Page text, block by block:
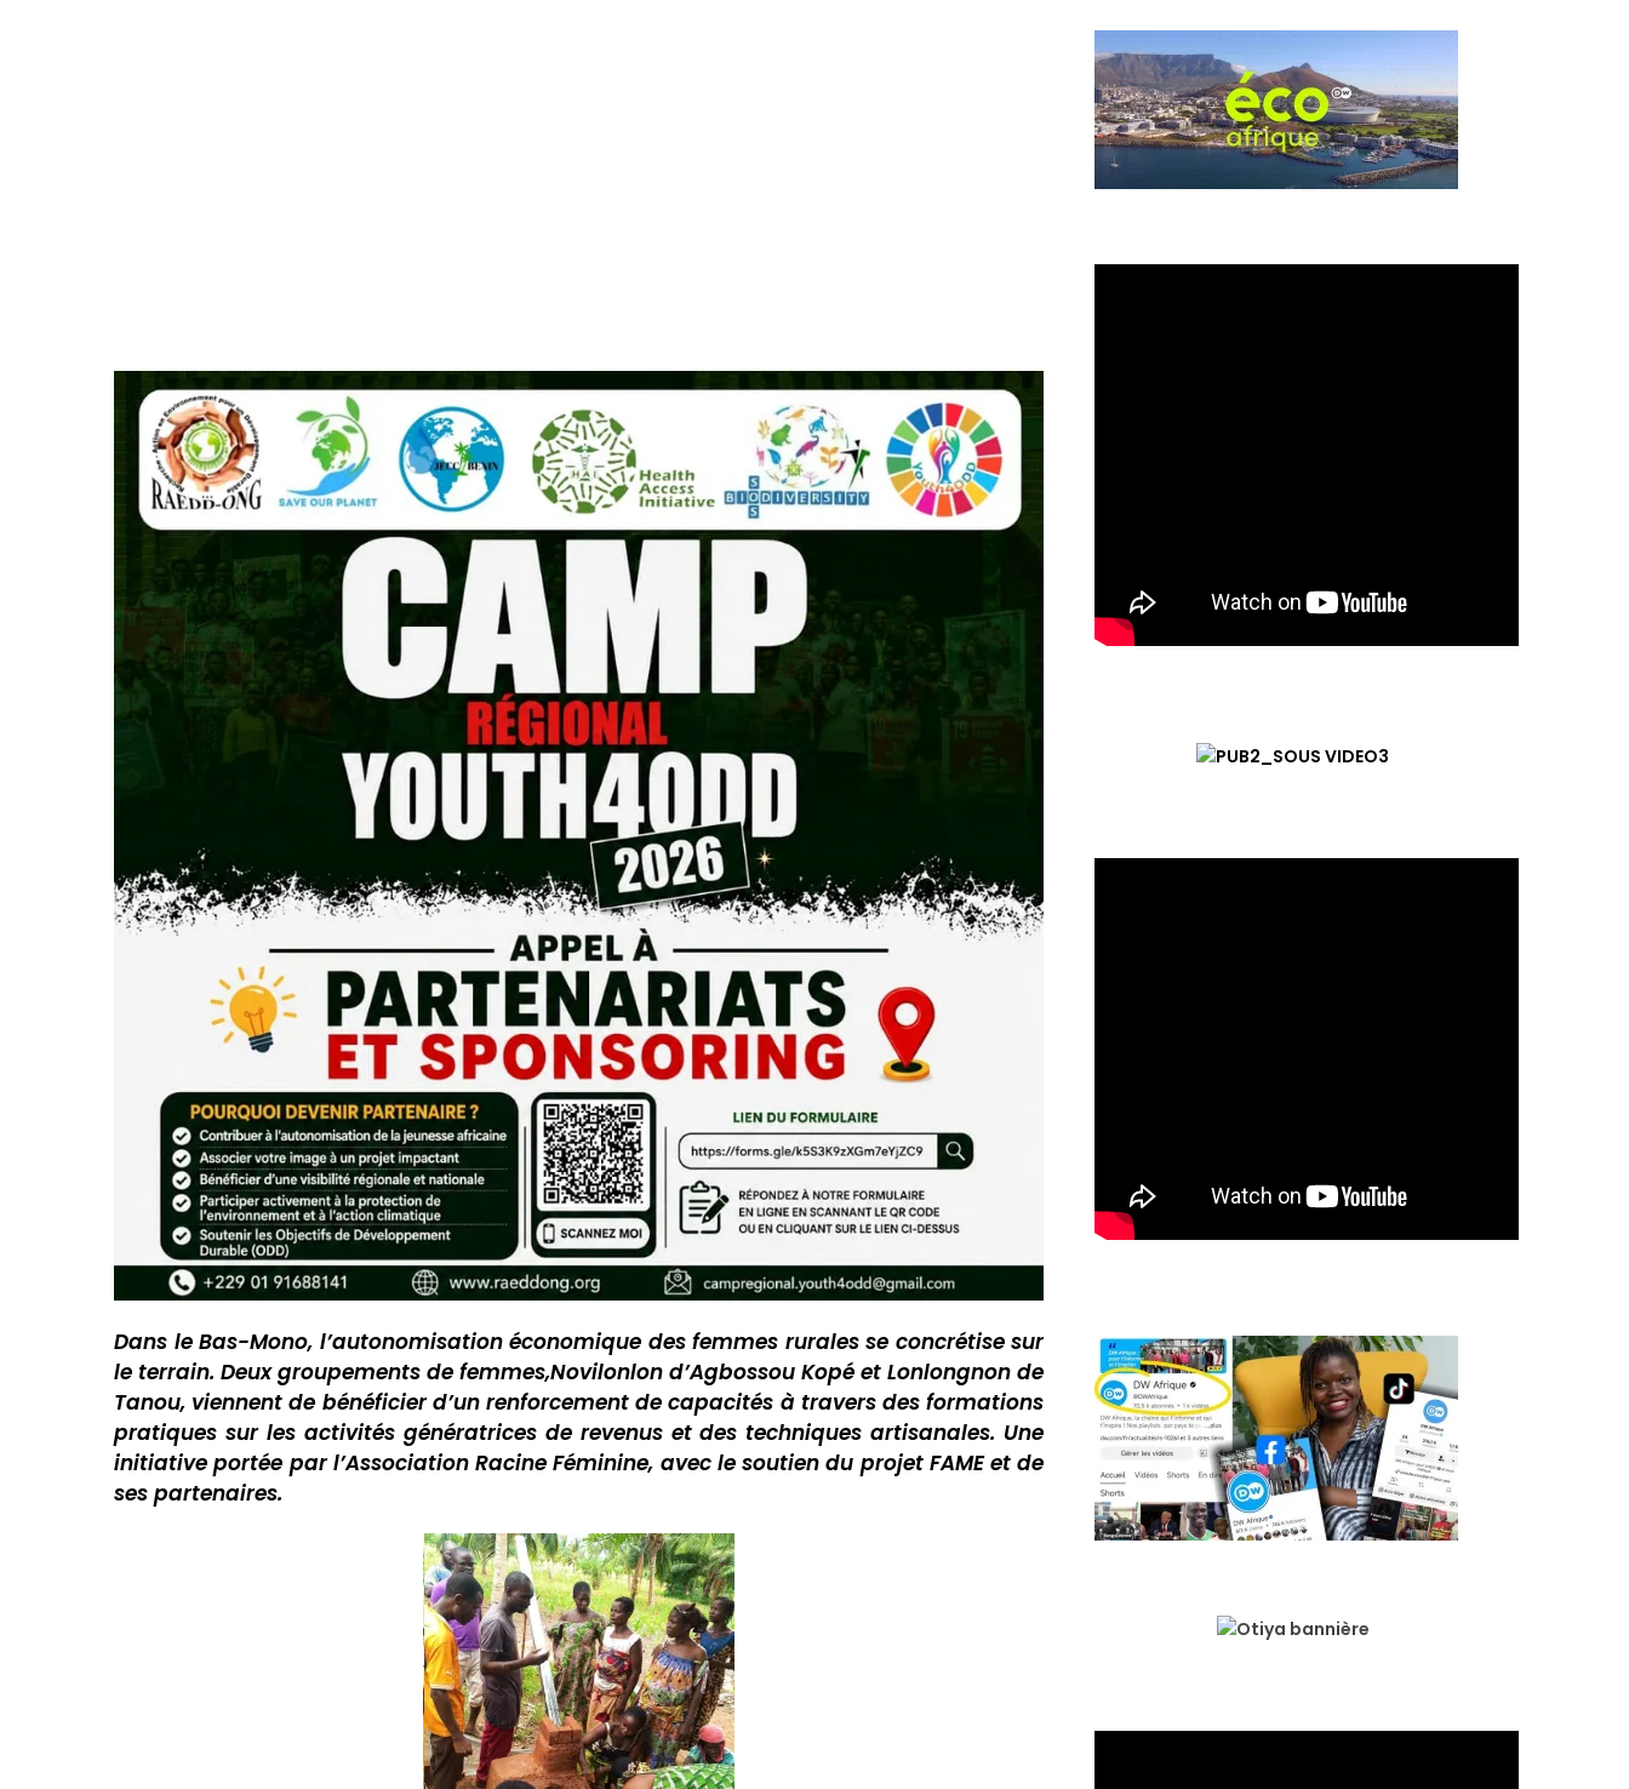
Dans le Bas-Mono, l’autonomisation économique des femmes rurales se concrétise sur
le terrain. Deux groupements de femmes,Novilonlon d’Agbossou Kopé et Lonlongnon de
Tanou, viennent de bénéficier d’un renforcement de capacités à travers des formations
pratiques sur les activités génératrices de revenus et des techniques artisanales. Une
initiative portée par l’Association Racine Féminine, avec le soutien du projet FAME et de
ses partenaires.